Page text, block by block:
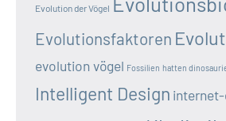
Evolution der Vögel
Evolutionsfaktoren
evolution vögel Fossilien hatten
Intelligent Design